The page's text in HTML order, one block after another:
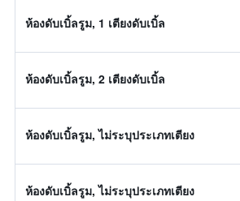
ห้องดับเบิ้ลรูม, 1 เตียงดับเบิ้ล
ห้องดับเบิ้ลรูม, 2 เตียงดับเบิ้ล
ห้องดับเบิ้ลรูม, ไม่ระบุประเภทเตียง
ห้องดับเบิ้ลรูม, ไม่ระบุประเภทเตียง